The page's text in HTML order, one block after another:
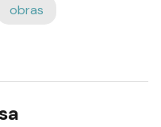
obras